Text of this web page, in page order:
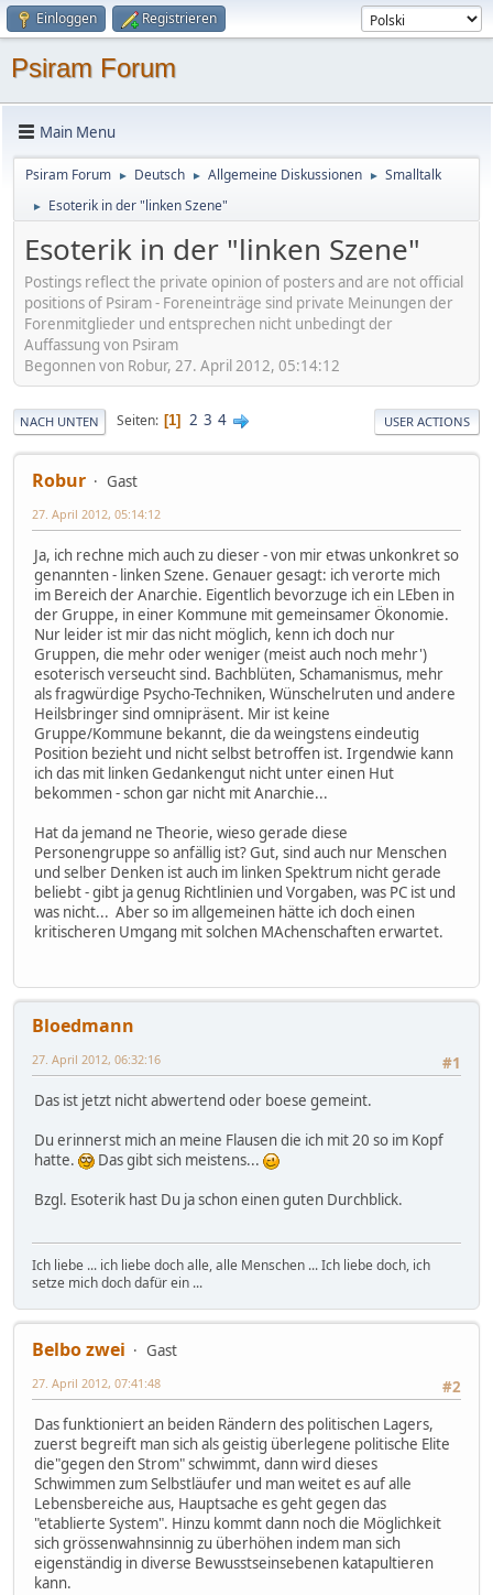
Einloggen Registrieren
Psiram Forum
Main Menu
Psiram Forum ► Deutsch ► Allgemeine Diskussionen ► Smalltalk
► Esoterik in der "linken Szene"
Esoterik in der "linken Szene"
Postings reflect the private opinion of posters and are not official
positions of Psiram - Foreneinträge sind private Meinungen der
Forenmitglieder und entsprechen nicht unbedingt der
Auffassung von Psiram
Begonnen von Robur, 27. April 2012, 05:14:12
NACH UNTEN Seiten 1 2 3 4 USER ACTIONS
Robur Gast
27. April 2012, 05:14:12
Ja, ich rechne mich auch zu dieser - von mir etwas unkonkret so
genannten - linken Szene. Genauer gesagt: ich verorte mich
im Bereich der Anarchie. Eigentlich bevorzuge ich ein LEben in
der Gruppe, in einer Kommune mit gemeinsamer Ökonomie.
Nur leider ist mir das nicht möglich, kenn ich doch nur
Gruppen, die mehr oder weniger (meist auch noch mehr')
esoterisch verseucht sind. Bachblüten, Schamanismus, mehr
als fragwürdige Psycho-Techniken, Wünschelruten und andere
Heilsbringer sind omnipräsent. Mir ist keine
Gruppe/Kommune bekannt, die da weingstens eindeutig
Position bezieht und nicht selbst betroffen ist. Irgendwie kann
ich das mit linken Gedankengut nicht unter einen Hut
bekommen - schon gar nicht mit Anarchie...
Hat da jemand ne Theorie, wieso gerade diese
Personengruppe so anfällig ist? Gut, sind auch nur Menschen
und selber Denken ist auch im linken Spektrum nicht gerade
beliebt - gibt ja genug Richtlinien und Vorgaben, was PC ist und
was nicht... Aber so im allgemeinen hätte ich doch einen
kritischeren Umgang mit solchen MAchenschaften erwartet.
Bloedmann
#1
27. April 2012, 06:32:16
Das ist jetzt nicht abwertend oder boese gemeint.
Du erinnerst mich an meine Flausen die ich mit 20 so im Kopf
hatte.
Das gibt sich meistens...
Bzgl. Esoterik hast Du ja schon einen guten Durchblick.
Ich liebe ... ich liebe doch alle, alle Menschen ... Ich liebe doch, ich
setze mich doch dafür ein ...
Belbo zwei
Gast
#2
27. April 2012, 07:41:48
Das funktioniert an beiden Rändern des politischen Lagers,
zuerst begreift man sich als geistig überlegene politische Elite
die"gegen den Strom" schwimmt, dann wird dieses
Schwimmen zum Selbstläufer und man weitet es auf alle
Lebensbereiche aus, Hauptsache es geht gegen das
"etablierte System". Hinzu kommt dann noch die Möglichkeit
sich grössenwahnsinnig zu überhöhen indem man sich
eigenständig in diverse Bewusstseinsebenen katapultieren
kann.